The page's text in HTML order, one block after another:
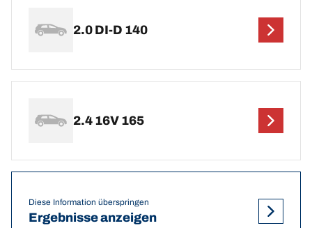
2.0 DI-D 140
2.4 16V 165
Diese Information überspringen
Ergebnisse anzeigen